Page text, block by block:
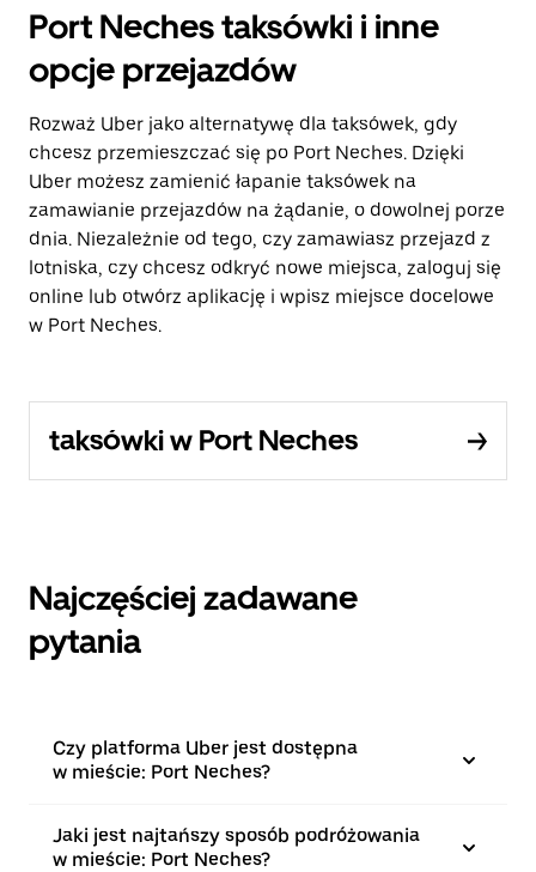
Port Neches taksówki i inne
opcje przejazdów
Rozważ Uber jako alternatywę dla taksówek, gdy
chcesz przemieszczać się po Port Neches. Dzięki
Uber możesz zamienić łapanie taksówek na
zamawianie przejazdów na żądanie, o dowolnej porze
dnia. Niezależnie od tego, czy zamawiasz przejazd z
lotniska, czy chcesz odkryć nowe miejsca, zaloguj się
online lub otwórz aplikację i wpisz miejsce docelowe
w Port Neches.
taksówki w Port Neches
Najczęściej zadawane
pytania
Czy platforma Uber jest dostępna
w mieście: Port Neches?
Jaki jest najtańszy sposób podróżowania
w mieście: Port Neches?